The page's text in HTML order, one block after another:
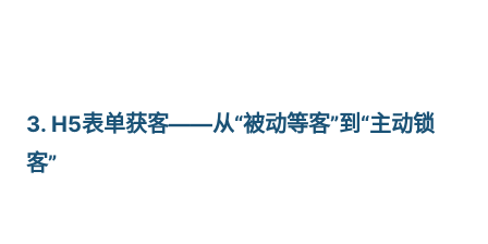
3. H5表单获客——从“被动等客”到“主动锁
客”